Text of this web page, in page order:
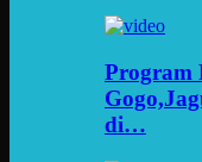
Program
di…